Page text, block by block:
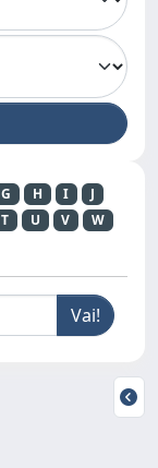
G H I
J
T U V
W